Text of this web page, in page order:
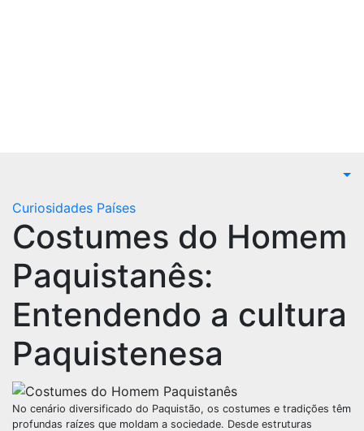
Curiosidades Países
Costumes do Homem
Paquistanês:
Entendendo a cultura
Paquistenesa
No cenário diversificado do Paquistão, os costumes e tradições têm
profundas raízes que moldam a sociedade. Desde estruturas